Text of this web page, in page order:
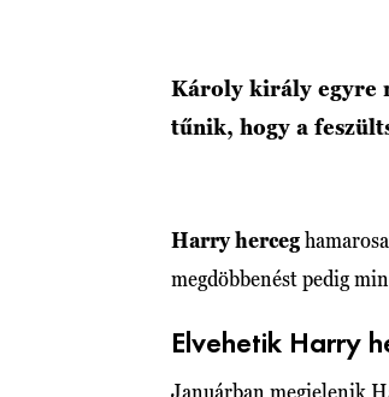
Károly király egyre
tűnik, hogy a
Harry herceg
megdöbbenést pedig
Elvehetik Harry
Januárban megjelenik